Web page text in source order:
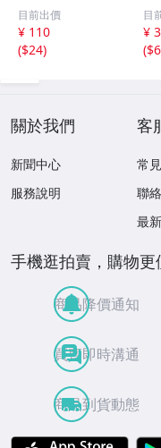
家とインテリア/
浅野八郎(著者)
目前出價
¥ 110
($24)
天
地
ブ
瑪
目
¥
(
關於我們
新聞中心
服務說明
客
常
聯
最
手機逛拍賣，購物更
商品降價通知
買賣即時溝通
商品到貨動態